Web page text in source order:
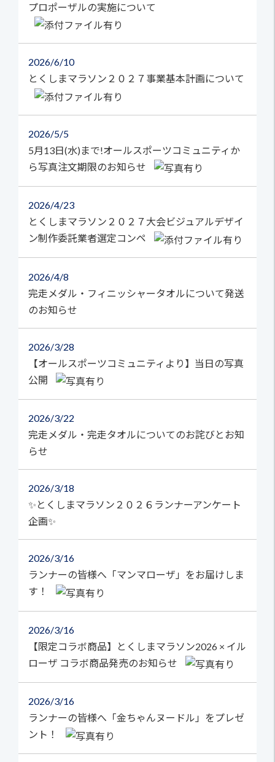
プロポーザルの実施について
2026 6/10
とくしまマラソン２０２７事業基本計画について
2026 5/5
5月13日(水)まで!オールスポーツコミュニティか
ら写真注文期限のお知らせ
2026 4/23
とくしまマラソン２０２７大会ビジュアルデザイ
ン制作委託業者選定コンペ
2026 4/8
完走メダル・フィニッシャータオルについて発送
のお知らせ
2026 3/28
【オールスポーツコミュニティより】当日の写真
公開
2026 3/22
完走メダル・完走タオルについてのお詫びとお知
らせ
2026 3/18
✨とくしまマラソン２０２６ランナーアンケート
企画✨
2026 3/16
ランナーの皆様へ「マンマローザ」をお届けしま
す！
2026 3/16
【限定コラボ商品】とくしまマラソン2026 × イル
ローザ コラボ商品発売のお知らせ
2026 3/16
ランナーの皆様へ「金ちゃんヌードル」をプレゼ
ント！